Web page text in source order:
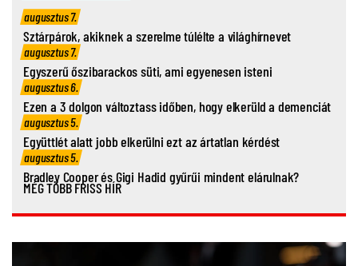
augusztus 7.
Sztárpárok, akiknek a szerelme túlélte a világhírnevet
augusztus 7.
Egyszerű őszibarackos süti, ami egyenesen isteni
augusztus 6.
Ezen a 3 dolgon változtass időben, hogy elkerüld a demenciát
augusztus 5.
Együttlét alatt jobb elkerülni ezt az ártatlan kérdést
augusztus 5.
Bradley Cooper és Gigi Hadid gyűrűi mindent elárulnak?
MÉG TÖBB FRISS HÍR